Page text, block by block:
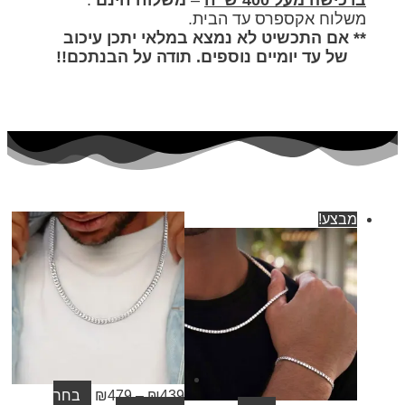
אקספרס עד הבית.
התכשיט לא נמצא במלאי יתכן עיכוב
עד יומיים נוספים. תודה על הבנתכם!!
439
₪479
בחר